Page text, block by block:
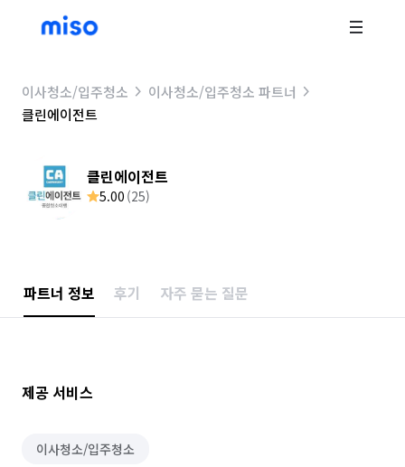
이사청소/입주청소
이사청소/입주청소 파트너
클린에이전트
클린에이전트
5.00 (25)
파트너 정보 후기 자주 묻는 질문
제공 서비스
이사청소/입주청소